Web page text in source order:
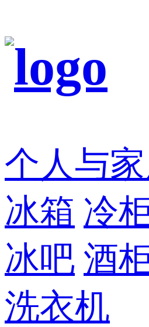
个人与
冰箱 冷
冰吧 酒
洗衣机